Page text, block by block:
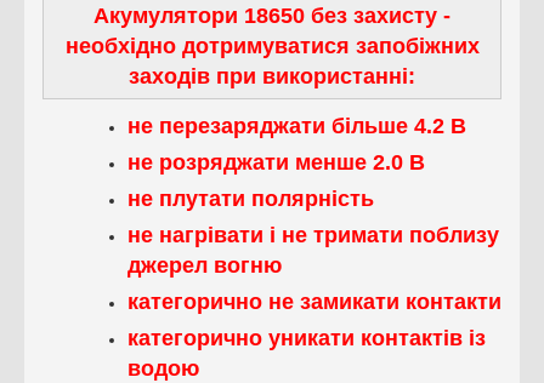
Акумулятори 18650 без захисту -
необхідно дотримуватися запобіжних
заходів при використанні:
не перезаряджати більше 4.2 В
не розряджати менше 2.0 В
не плутати полярність
не нагрівати і не тримати поблизу
джерел вогню
категорично не замикати контакти
категорично уникати контактів із
водою